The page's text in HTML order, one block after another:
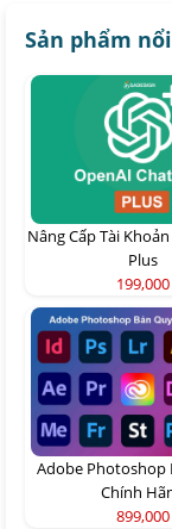
Sản phẩm
Nâng Cấp Tài
Plus
199,000
Adobe Photoshop
Chính
899,000